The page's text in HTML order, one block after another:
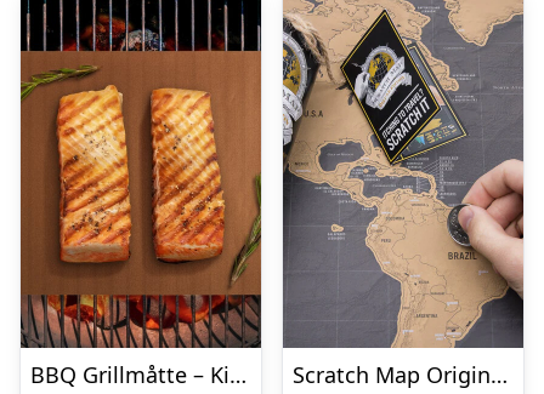
BBQ Grillmåtte – KitchPro
Scratch Map Original Deluxe